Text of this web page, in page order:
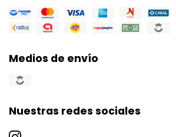
Medios de envío
Nuestras redes sociales